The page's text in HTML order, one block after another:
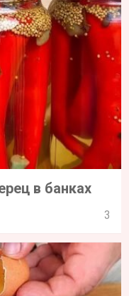
в банках
3